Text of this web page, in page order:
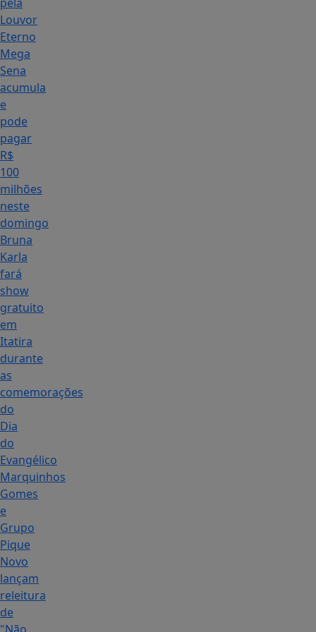
Louvor
Eterno
Mega
Sena
acumula
e
pode
pagar
R$
100
milhões
neste
domingo
Bruna
Karla
fará
show
gratuito
em
Itatira
durante
as
comemorações
do
Dia
do
Evangélico
Marquinhos
Gomes
e
Grupo
Pique
Novo
lançam
releitura
de